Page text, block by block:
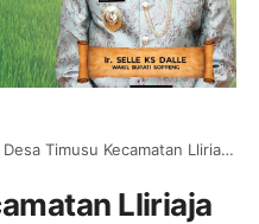
Desa Timusu Kecamatan Lliriaja Studi tiru Bumdes di di desa Panincong
Lliriaja